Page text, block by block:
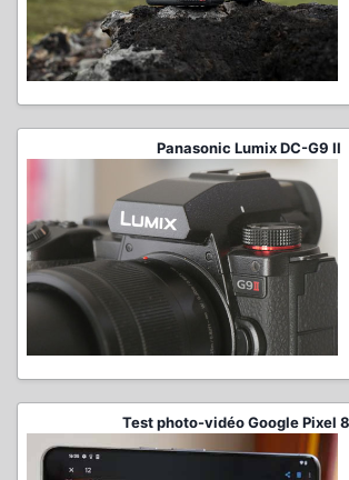
Panasonic Lumix DC-G9 II
Test photo-vidéo Google Pixel